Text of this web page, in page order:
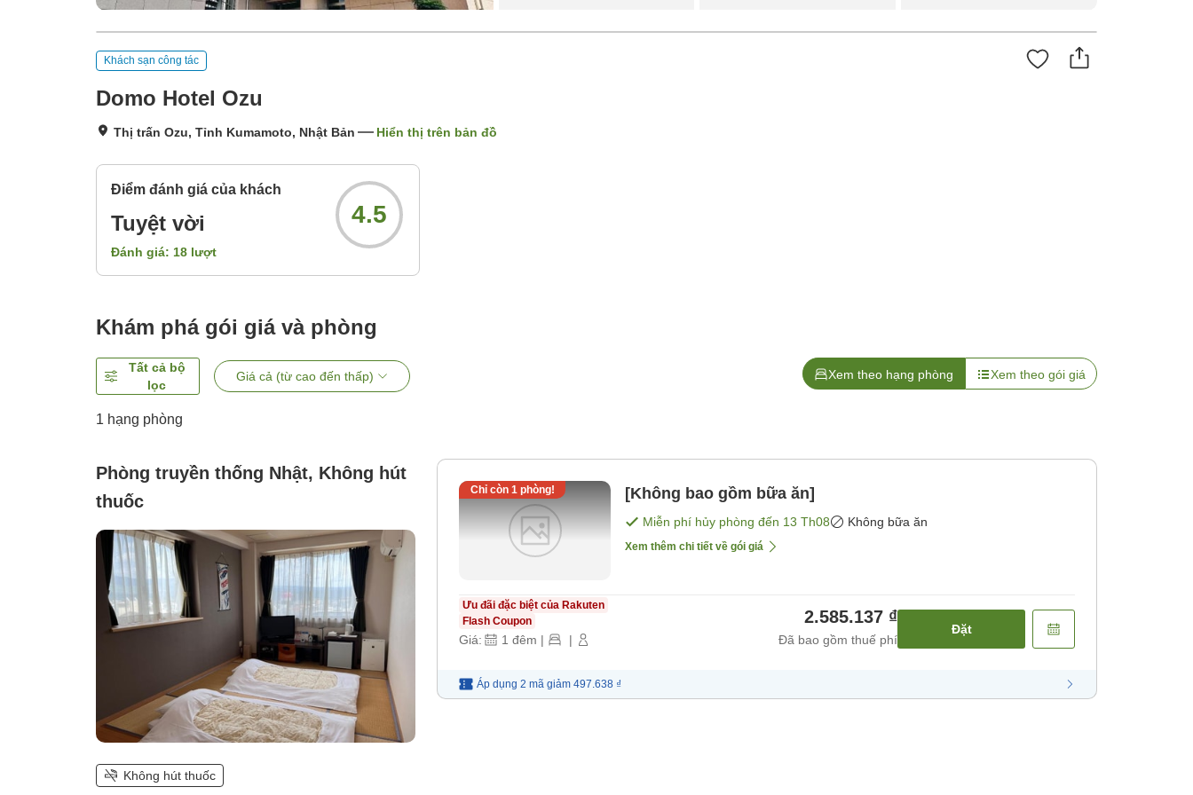
Khách sạn công tác
Domo Hotel Ozu
Thị trấn Ozu, Tỉnh Kumamoto, Nhật Bản Hiển thị trên bản đồ
Điểm đánh giá của khách
Tuyệt vời
Đánh giá: 18 lượt
4.5
Khám phá gói giá và phòng
Tất cả bộ
lọc
Giá cả (từ cao đến thấp) Xem theo hạng phòng Xem theo gói giá
1 hạng phòng
Phòng truyền thống Nhật, Không hút
thuốc
Không hút thuốc
Chỉ còn 1phòng! [Không bao gồm bữa ăn]
Miễn phí hủy phòng đến 13 Th08 Không bữa ăn
Xem thêm chi tiết về gói giá
Ưu đãi đặc biệt của Rakuten
Flash Coupon
Giá: 1 đêm | |
2.585.137 ₫
Đã bao gồm thuế phí
Đặt
Áp dụng 2 mã giảm 497.638 ₫